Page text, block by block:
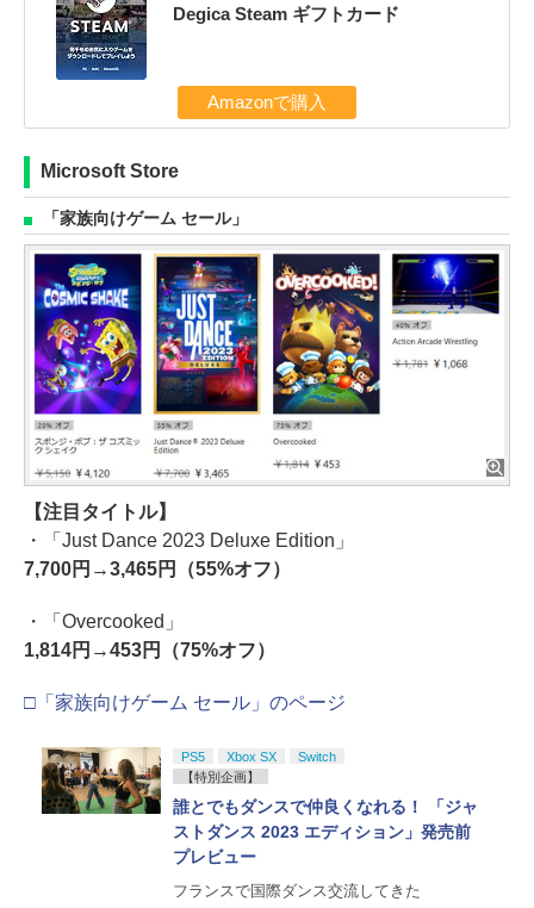
Degica Steam ギフトカード
Amazonで購入
Microsoft Store
「家族向けゲーム セール」
【注目タイトル】
・「Just Dance 2023 Deluxe Edition」
7,700円→3,465円（55%オフ）
・「Overcooked」
1,814円→453円（75%オフ）
□「家族向けゲーム セール」のページ
PS5 Xbox SX
Switch
【特別企画】
誰とでもダンスで仲良くなれる！ 「ジャ
ストダンス 2023 エディション」発売前
プレビュー
フランスで国際ダンス交流してきた